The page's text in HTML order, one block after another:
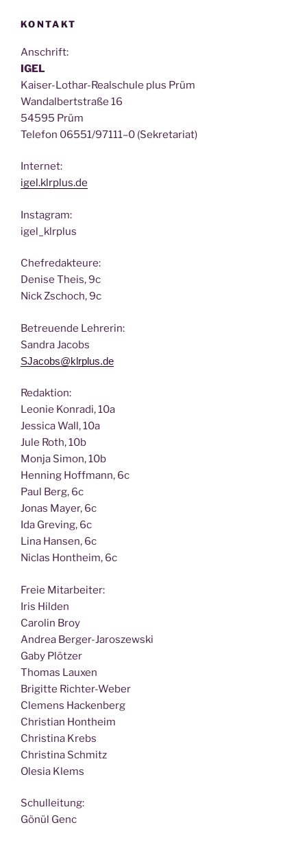
KONTAKT
Anschrift:
IGEL
Kai­ser-Lothar-Real­schu­le plus Prüm
Wan­dal­bert­stra­ße 16
54595 Prüm
Tele­fon 06551/97111–0 (Sekre­ta­ri­at)
Inter­net:
igel.klrplus.de
Insta­gram:
igel_klrplus
Chef­re­dak­teu­re:
Deni­se Theis, 9c
Nick Zscho­ch, 9c
Betreu­en­de Lehrerin:
San­dra Jacobs
SJacobs@klrplus.de
Redak­ti­on:
Leo­nie Kon­ra­di, 10a
Jes­si­ca Wall, 10a
Jule Roth, 10b
Mon­ja Simon, 10b
Hen­ning Hoff­mann, 6c
Paul Berg, 6c
Jonas May­er, 6c
Ida Gre­ving, 6c
Lina Han­sen, 6c
Nic­las Hont­heim, 6c
Freie Mit­ar­bei­ter:
Iris Hilden
Caro­lin Broy
Andrea Berger-Jaroszewski
Gaby Plötzer
Tho­mas Lauxen
Bri­git­te Richter-Weber
Cle­mens Hackenberg
Chris­ti­an Hontheim
Chris­ti­na Krebs
Chris­ti­na Schmitz
Ole­sia Klems
Schul­lei­tung:
Gönül Genc